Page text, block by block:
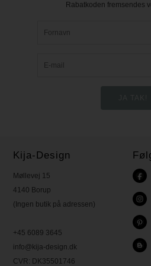
Rabatkoden fremsendes
Kija-Design
Møllevej 15
4140 Borup
(Ingen butik på adressen)
+45 6089 3645
info@kija-design.dk
CVR: DK35501746